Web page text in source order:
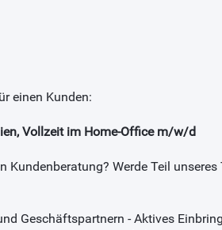
einen Kunden:
Vollzeit im Home-Office m/w/d
Kundenberatung? Werde Teil unseres
Geschäftspartnern - Aktives